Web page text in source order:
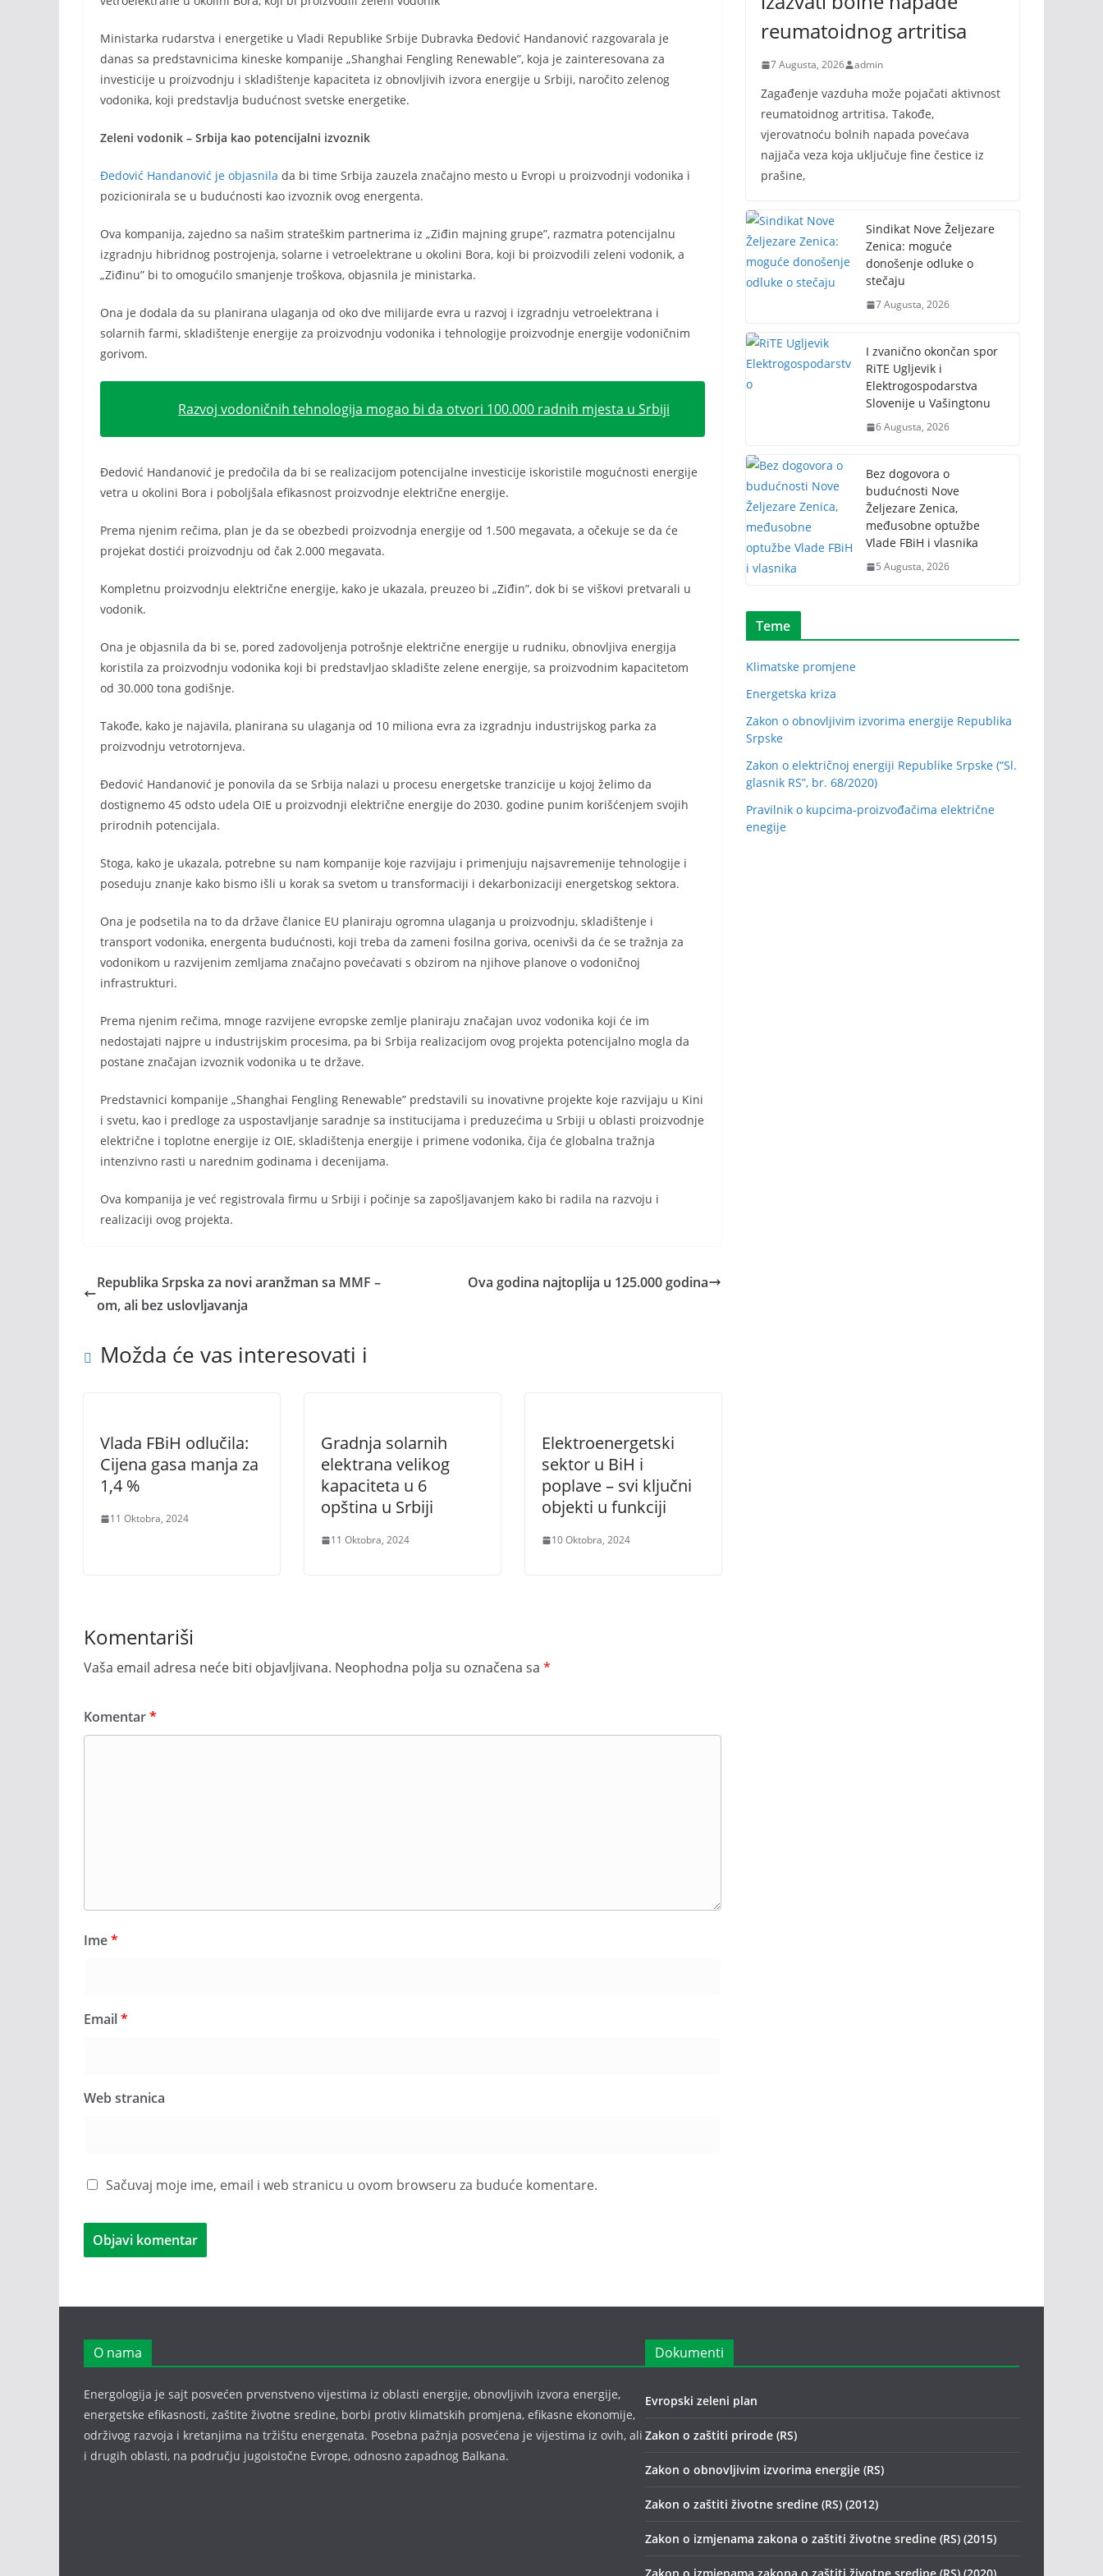
Ministarka rudarstva i energetike u Vladi Republike Srbije Dubravka Đedović Handanović razgovarala je
danas sa predstavnicima kineske kompanije „Shanghai Fengling Renewable”, koja je zainteresovana za
investicije u proizvodnju i skladištenje kapaciteta iz obnovljivih izvora energije u Srbiji, naročito zelenog
vodonika, koji predstavlja budućnost svetske energetike.
Zeleni vodonik – Srbija kao potencijalni izvoznik
Đedović Handanović je objasnila da bi time Srbija zauzela značajno mesto u Evropi u proizvodnji vodonika i
pozicionirala se u budućnosti kao izvoznik ovog energenta.
Ova kompanija, zajedno sa našim strateškim partnerima iz „Ziđin majning grupe”, razmatra potencijalnu
izgradnju hibridnog postrojenja, solarne i vetroelektrane u okolini Bora, koji bi proizvodili zeleni vodonik, a
„Ziđinu” bi to omogućilo smanjenje troškova, objasnila je ministarka.
Ona je dodala da su planirana ulaganja od oko dve milijarde evra u razvoj i izgradnju vetroelektrana i
solarnih farmi, skladištenje energije za proizvodnju vodonika i tehnologije proizvodnje energije vodoničnim
gorivom.
Razvoj vodoničnih tehnologija mogao bi da otvori 100.000 radnih mjesta u Srbiji
Đedović Handanović je predočila da bi se realizacijom potencijalne investicije iskoristile mogućnosti energije
vetra u okolini Bora i poboljšala efikasnost proizvodnje električne energije.
Prema njenim rečima, plan je da se obezbedi proizvodnja energije od 1.500 megavata, a očekuje se da će
projekat dostići proizvodnju od čak 2.000 megavata.
Kompletnu proizvodnju električne energije, kako je ukazala, preuzeo bi „Ziđin”, dok bi se viškovi pretvarali u
vodonik.
Ona je objasnila da bi se, pored zadovoljenja potrošnje električne energije u rudniku, obnovljiva energija
koristila za proizvodnju vodonika koji bi predstavljao skladište zelene energije, sa proizvodnim kapacitetom
od 30.000 tona godišnje.
Takođe, kako je najavila, planirana su ulaganja od 10 miliona evra za izgradnju industrijskog parka za
proizvodnju vetrotornjeva.
Đedović Handanović je ponovila da se Srbija nalazi u procesu energetske tranzicije u kojoj želimo da
dostignemo 45 odsto udela OIE u proizvodnji električne energije do 2030. godine punim korišćenjem svojih
prirodnih potencijala.
Stoga, kako je ukazala, potrebne su nam kompanije koje razvijaju i primenjuju najsavremenije tehnologije i
poseduju znanje kako bismo išli u korak sa svetom u transformaciji i dekarbonizaciji energetskog sektora.
Ona je podsetila na to da države članice EU planiraju ogromna ulaganja u proizvodnju, skladištenje i
transport vodonika, energenta budućnosti, koji treba da zameni fosilna goriva, ocenivši da će se tražnja za
vodonikom u razvijenim zemljama značajno povećavati s obzirom na njihove planove o vodoničnoj
infrastrukturi.
Prema njenim rečima, mnoge razvijene evropske zemlje planiraju značajan uvoz vodonika koji će im
nedostajati najpre u industrijskim procesima, pa bi Srbija realizacijom ovog projekta potencijalno mogla da
postane značajan izvoznik vodonika u te države.
Predstavnici kompanije „Shanghai Fengling Renewable” predstavili su inovativne projekte koje razvijaju u Kini
i svetu, kao i predloge za uspostavljanje saradnje sa institucijama i preduzećima u Srbiji u oblasti proizvodnje
električne i toplotne energije iz OIE, skladištenja energije i primene vodonika, čija će globalna tražnja
intenzivno rasti u narednim godinama i decenijama.
Ova kompanija je već registrovala firmu u Srbiji i počinje sa zapošljavanjem kako bi radila na razvoju i
realizaciji ovog projekta.
Republika Srpska za novi aranžman sa MMF –
om, ali bez uslovljavanja
Ova godina najtoplija u 125.000 godina
Možda će vas interesovati i
Vlada FBiH odlučila:
Cijena gasa manja za
1,4 %
11 Oktobra, 2024
Gradnja solarnih
elektrana velikog
kapaciteta u 6
opština u Srbiji
11 Oktobra, 2024
Elektroenergetski
sektor u BiH i
poplave – svi ključni
objekti u funkciji
10 Oktobra, 2024
Komentariši
Vaša email adresa neće biti objavljivana. Neophodna polja su označena sa *
Komentar*
Ime*
Email*
Web stranica
Sačuvaj moje ime, email i web stranicu u ovom browseru za buduće komentare.
reumatoidnog artritisa
7 Augusta, 2026 admin
Zagađenje vazduha može pojačati aktivnost
reumatoidnog artritisa. Takođe,
vjerovatnoću bolnih napada povećava
najjača veza koja uključuje fine čestice iz
prašine,
Sindikat Nove Željezare
Zenica: moguće
donošenje odluke o
stečaju
7 Augusta, 2026
I zvanično okončan spor
RiTE Ugljevik i
Elektrogospodarstva
Slovenije u Vašingtonu
6 Augusta, 2026
Bez dogovora o
budućnosti Nove
Željezare Zenica,
međusobne optužbe
Vlade FBiH i vlasnika
5 Augusta, 2026
Teme
Klimatske promjene
Energetska kriza
Zakon o obnovljivim izvorima energije Republika
Srpske
Zakon o električnoj energiji Republike Srpske (“Sl.
glasnik RS”, br. 68/2020)
Pravilnik o kupcima-proizvođačima električne
enegije
O nama
Energologija je sajt posvećen prvenstveno vijestima iz oblasti energije, obnovljivih izvora energije,
energetske efikasnosti, zaštite životne sredine, borbi protiv klimatskih promjena, efikasne ekonomije,
održivog razvoja i kretanjima na tržištu energenata. Posebna pažnja posvećena je vijestima iz ovih, ali
i drugih oblasti, na području jugoistočne Evrope, odnosno zapadnog Balkana.
Dokumenti
Evropski zeleni plan
Zakon o zaštiti prirode (RS)
Zakon o obnovljivim izvorima energije (RS)
Zakon o zaštiti životne sredine (RS) (2012)
Zakon o izmjenama zakona o zaštiti životne sredine (RS) (2015)